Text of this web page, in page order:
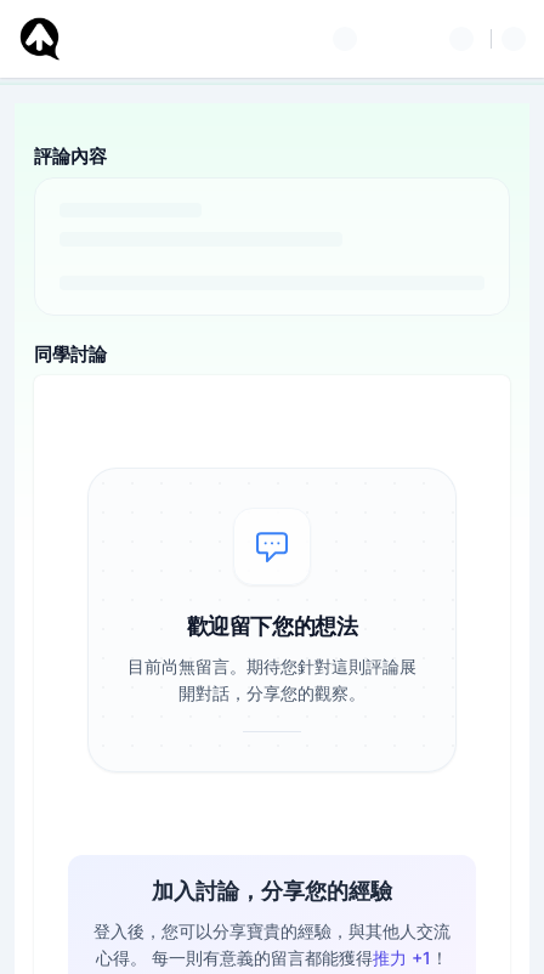
評論內容
同學討論
歡迎留下您的想法
目前尚無留言。期待您針對這則評論展
開對話，分享您的觀察。
加入討論，分享您的經驗
登入後，您可以分享寶貴的經驗，與其他人交流
心得。
每一則有意義的留言都能獲得推力 +1 ！